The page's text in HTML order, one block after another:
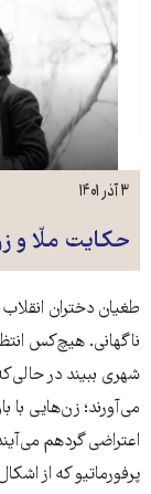
حکایت ملّا و
۳ آذر ۱۴۰۱
طغیان دختران
ناگهانی. هیچ‌کس
شهری ببیند در
می‌آورند؛ زن‌هایی
اعتراضی گردهم‌
پرفورماتیو که از